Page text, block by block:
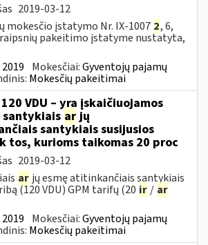
2019-03-12
mokesčio įstatymo Nr. IX-1007 2, 6,
pakeitimo įstatyme nustatyta,
2019 Mokesčiai:Gyventojų pajamų
Mokesčių pakeitimai
VDU – yra įskaičiuojamos
santykiais arjų
santykiais susijusios
tos, kurioms taikomas 20 proc
2019-03-12
ar jų esmę atitinkančiais santykiais
(120 VDU) GPM tarifų (20 ir / ar
2019 Mokesčiai:Gyventojų pajamų
Mokesčių pakeitimai